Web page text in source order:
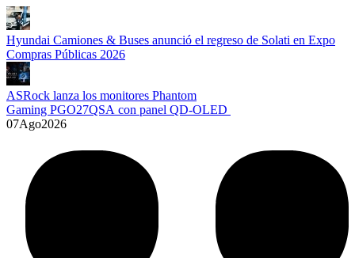
Hyundai Camiones & Buses anunció el regreso de Solati en Expo
Compras Públicas 2026
ASRock lanza los monitores Phantom
Gaming PGO27QSA con panel QD-OLED
07Ago2026